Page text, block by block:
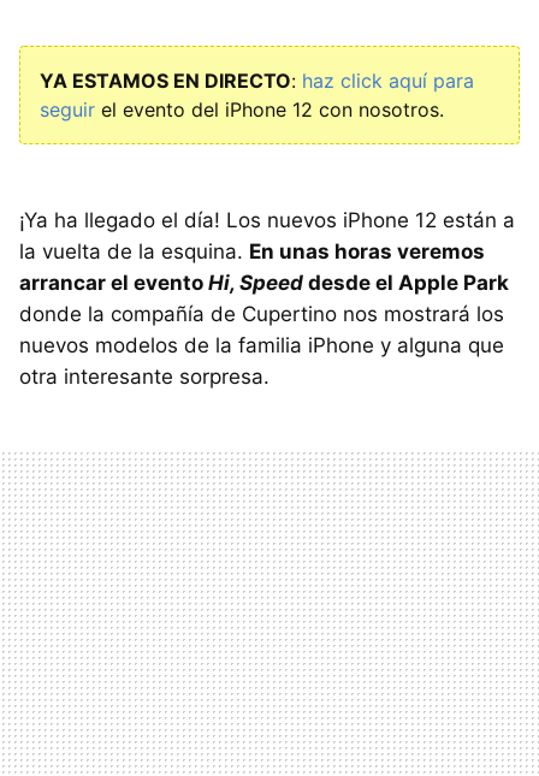
YA ESTAMOS EN DIRECTO: haz click aquí para
seguir el evento del iPhone 12 con nosotros.
¡Ya ha llegado el día! Los nuevos iPhone 12 están a
la vuelta de la esquina. En unas horas veremos
arrancar el evento Hi, Speed desde el Apple Park
donde la compañía de Cupertino nos mostrará los
nuevos modelos de la familia iPhone y alguna que
otra interesante sorpresa.